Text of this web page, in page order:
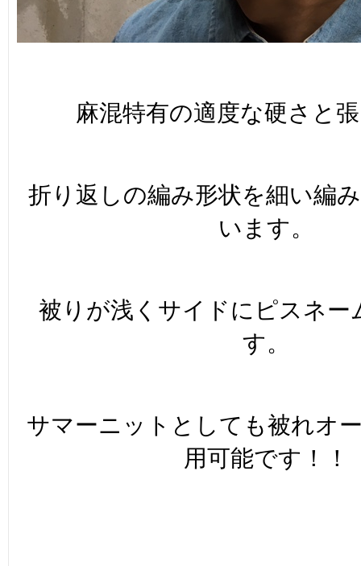
麻混特有の適度な硬さと
折り返しの編み形状を細い編
います。
被りが浅くサイドにピスネー
す。
サマーニットとしても被れオ
用可能です！！